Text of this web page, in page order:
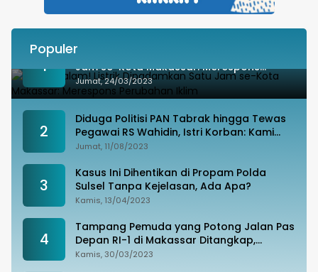
Populer
1
Besok Malam! Listrik Dipadamkan Satu
Jam se-Kota Makassar: Merespons
Perubahan Iklim
Jumat, 24/03/2023
2
Diduga Politisi PAN Tabrak hingga Tewas
Pegawai RS Wahidin, Istri Korban: Kami
Tak Terima
Jumat, 11/08/2023
3
Kasus Ini Dihentikan di Propam Polda
Sulsel Tanpa Kejelasan, Ada Apa?
Kamis, 13/04/2023
4
Tampang Pemuda yang Potong Jalan Pas
Depan RI-1 di Makassar Ditangkap,
Ternyata Joki Balapan Liar
Kamis, 30/03/2023